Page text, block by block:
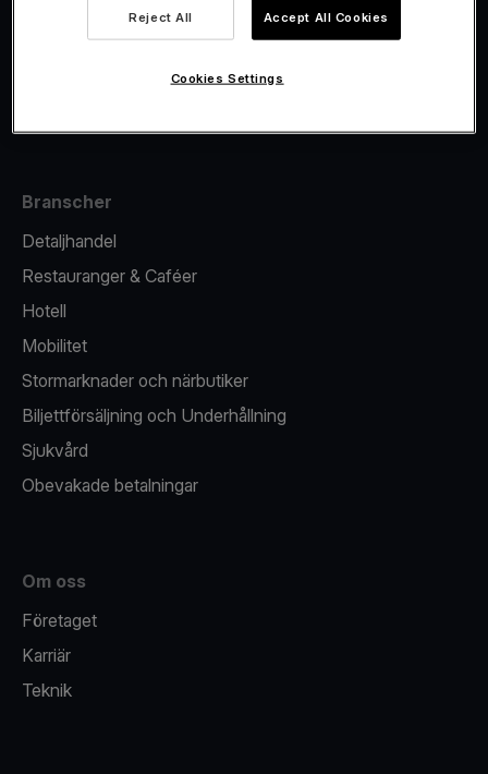
Fiskalisering
Branscher
Detaljhandel
Restauranger & Caféer
Hotell
Mobilitet
Stormarknader och närbutiker
Biljettförsäljning och Underhållning
Sjukvård
Obevakade betalningar
Om oss
Företaget
Karriär
Teknik
Reject All Accept All Cookies
Cookies Settings